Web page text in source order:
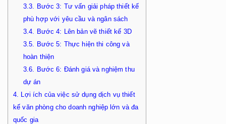
3.3.
Bước 3: Tư vấn giải pháp thiết kế
phù hợp với yêu cầu và ngân sách
3.4.
Bước 4: Lên bản vẽ thiết kế 3D
3.5.
Bước 5: Thực hiện thi công và
hoàn thiện
3.6.
Bước 6: Đánh giá và nghiệm thu
dự án
4.
Lợi ích của việc sử dụng dịch vụ thiết
kế văn phòng cho doanh nghiệp lớn và đa
quốc gia